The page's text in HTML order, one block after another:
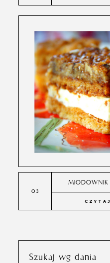
MIODOWNIK
Szukaj wg dania